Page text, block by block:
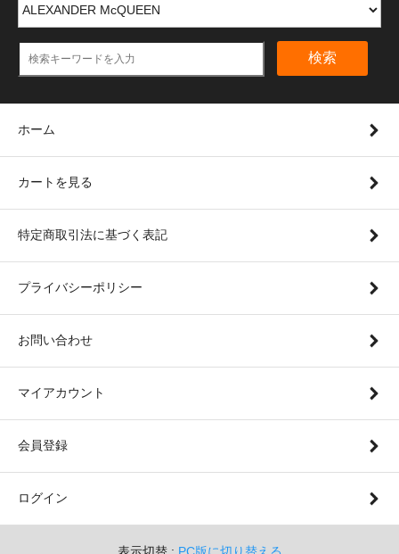
検索
ホーム
カートを見る
特定商取引法に基づく表記
プライバシーポリシー
お問い合わせ
マイアカウント
会員登録
ログイン
表示切替 : PC版に切り替える